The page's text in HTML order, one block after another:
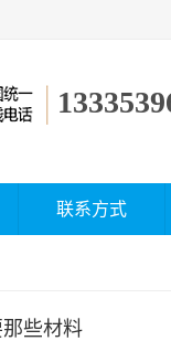
联系方式
些材料